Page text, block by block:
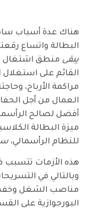
هناك عدة أسباب
البطالة واتساع
يبقى منطق اشتغال
القائم على
مراكمة الأرباح،
العمال من أجل
أفضل لصالح
ميزة البطالة
للنظام الرأسمالي،
هذه الأزمات تتسبب
وبالتالي في
مناصب الشغل وخفض
البورجوازية على